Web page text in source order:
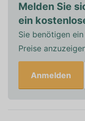
Melden Sie
ein
Sie benötigen
Preise
Anmelden